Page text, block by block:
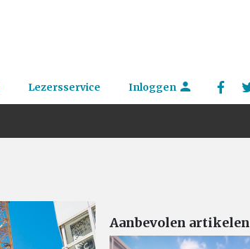
Lezersservice Inloggen
Aanbevolen artikelen